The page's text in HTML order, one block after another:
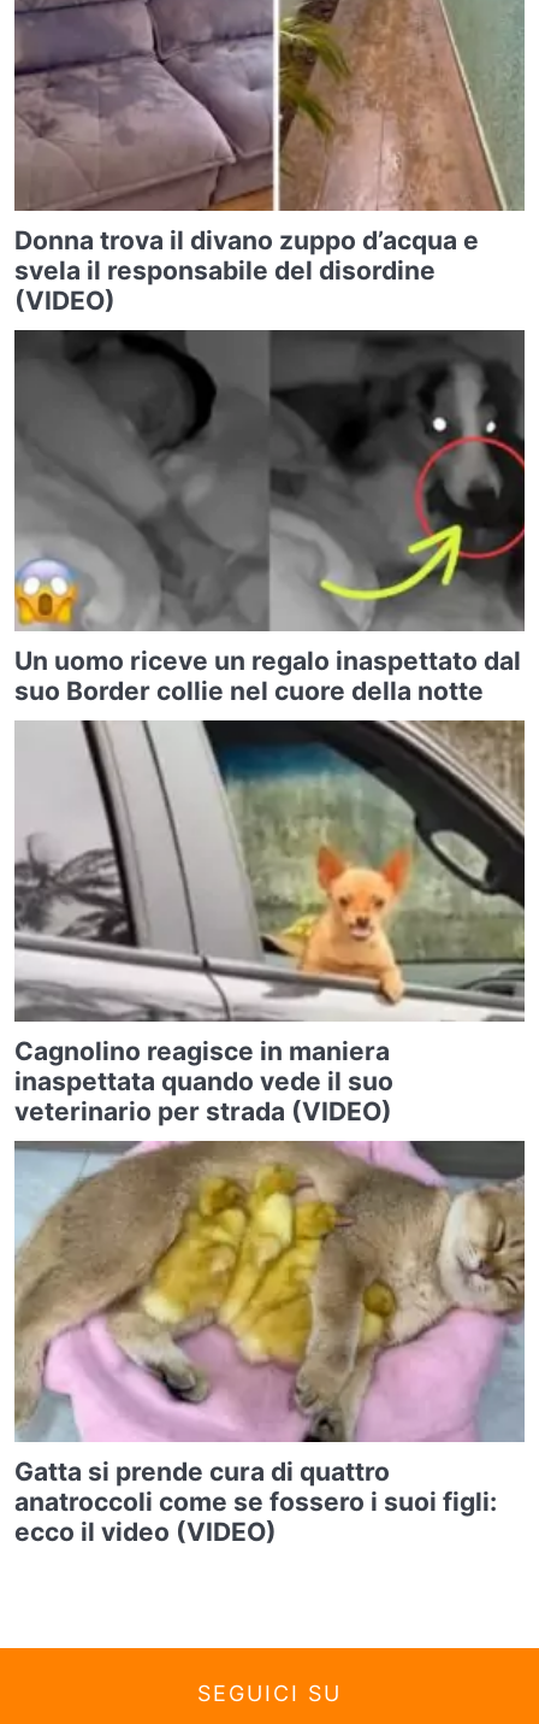
Donna trova il divano zuppo d’acqua e
svela il responsabile del disordine
(VIDEO)
Un uomo riceve un regalo inaspettato dal
suo Border collie nel cuore della notte
Cagnolino reagisce in maniera
inaspettata quando vede il suo
veterinario per strada (VIDEO)
Gatta si prende cura di quattro
anatroccoli come se fossero i suoi figli:
ecco il video (VIDEO)
SEGUICI SU